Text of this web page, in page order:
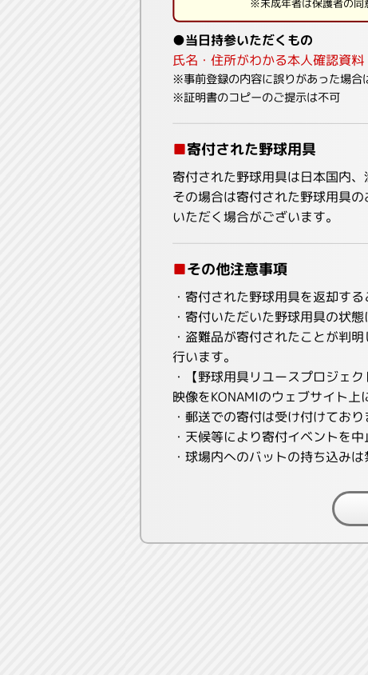
※未成年者は保護者の同
●当日持参いただくもの
氏名・住所がわかる本人確認資料
※事前登録の内容に誤りがあった場合
※証明書のコピーのご提示は不可
■寄付された野球用具
寄付された野球用具は日本国内、
その場合は寄付された野球用具
いただく場合がございます。
■その他注意事項
・寄付された野球用具を返却する
・寄付いただいた野球用具の状
・盗難品が寄付されたことが判
行います。
・【野球用具リユースプロジェ
映像をKONAMIのウェブサイト上
・郵送での寄付は受け付けており
・天候等により寄付イベントを
・球場内へのバットの持ち込み